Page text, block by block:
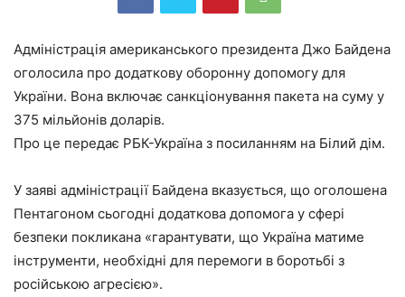
Адміністрація американського президента Джо Байдена
оголосила про додаткову оборонну допомогу для
України. Вона включає санкціонування пакета на суму у
375 мільйонів доларів.
Про це передає РБК-Україна з посиланням на Білий дім.
У заяві адміністрації Байдена вказується, що оголошена
Пентагоном сьогодні додаткова допомога у сфері
безпеки покликана «гарантувати, що Україна матиме
інструменти, необхідні для перемоги в боротьбі з
російською агресією».